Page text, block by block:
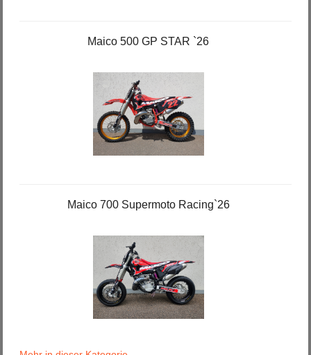
Maico 500 GP STAR `26
Maico 700 Supermoto Racing`26